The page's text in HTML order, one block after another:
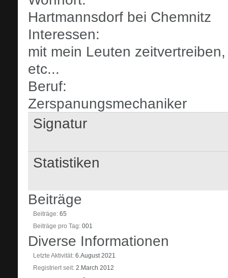
Hartmannsdorf bei Chemnitz
Interessen:
mit mein Leuten
etc...
Beruf:
Zerspanungsmechaniker
Signatur
Statistiken
Beiträge
Beiträge 65
Beiträge pro Tag 001
Diverse Informationen
Letzte Aktivität 6.August 2021
Registriert seit 2.March 2012